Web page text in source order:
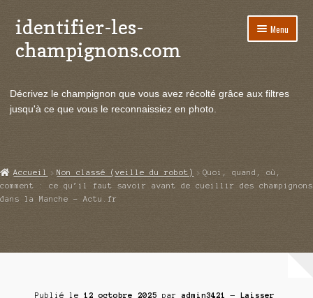
Aller
à
la
Aller
au
contenu
identifier-les-
champignons.com
Menu
le
Actualités
enfant
Echanges et contacts
Ouvrir
le
Mycologie
Décrivez le champignon que vous avez récolté grâce aux filtres
jusqu'à ce que vous le reconnaissiez en photo.
Accueil Non classé (veille du robot)
Quoi, quand, où,
comment : ce qu’il faut savoir avant de cueillir des champignons
dans la Manche – Actu.fr
Publié le 12 octobre 2025 paradmin3421 — Laisser